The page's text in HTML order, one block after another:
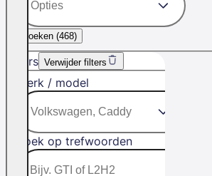
Zoeken (468)
Filters Verwijder filters
Merk / model
Zoek op trefwoorden